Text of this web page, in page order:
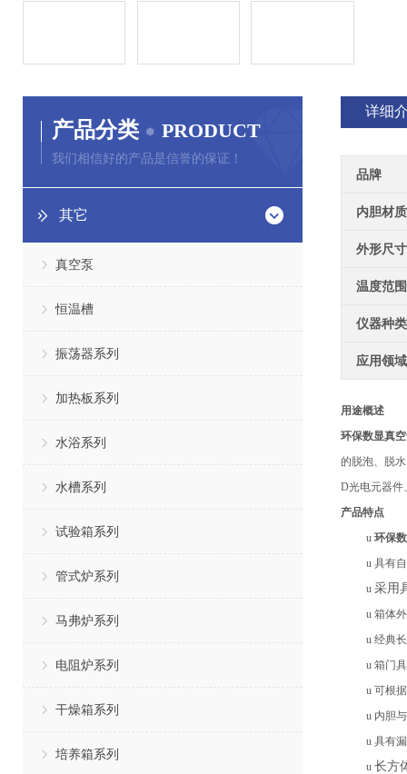
产品分类 PRODUCT
我们相信好的产品是信誉的保证！
其它
真空泵
恒温槽
振荡器系列
加热板系列
水浴系列
水槽系列
试验箱系列
管式炉系列
马弗炉系列
电阻炉系列
干燥箱系列
培养箱系列
详细
品牌
内胆材质
外形尺寸
温度范围
仪器种类
应用领域
用途概述
环保数显真
的脱泡、脱
D光电元器件
产品特点
u 环保
u 具有
u 采用
u 箱体
u 经典
u 箱门
u 可根
u 内胆
u 具有
u 长方